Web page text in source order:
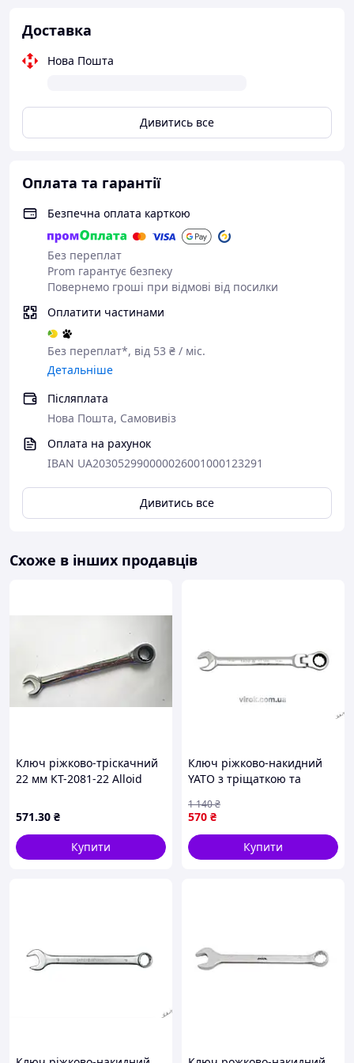
Таблиця товарів
Доставка
Нова Пошта
Дивитись все
Оплата та гарантії
Безпечна оплата карткою
Без переплат
Prom гарантує безпеку
Повернемо гроші при відмові від посилки
Оплатити частинами
Без переплат*, від 53 ₴ / міс.
Детальніше
Післяплата
Нова Пошта, Самовивіз
Оплата на рахунок
IBAN UA203052990000026001000123291
Дивитись все
Схоже в інших продавців
Ключ ріжково-тріскачний
22 мм КТ-2081-22 Alloid
571.30 ₴
Купити
Ключ ріжково-накидний
YATO з тріщаткою та
довжина 245 мм для
зручного використання
570 ₴
1 140₴
Купити